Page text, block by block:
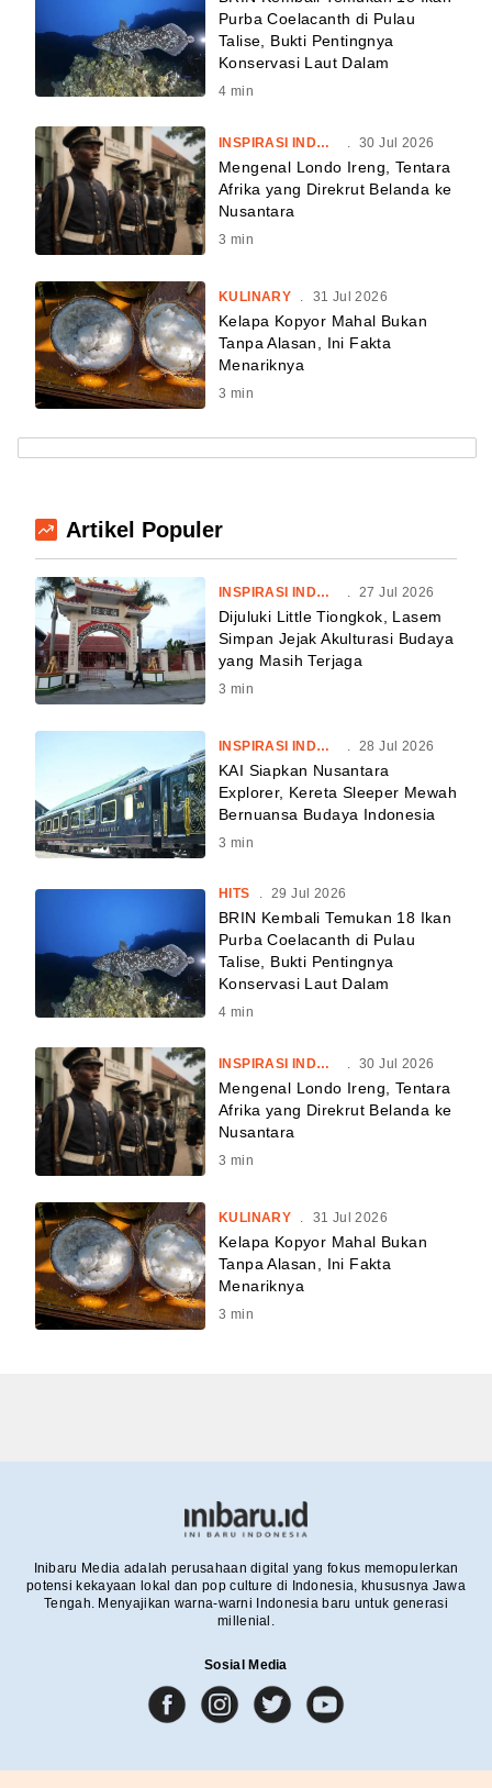
Purba Coelacanth di Pulau
Talise, Bukti Pentingnya
Konservasi Laut Dalam
4 min
INSPIRASI INDONESIA 30 Jul 2026
Mengenal Londo Ireng, Tentara
Afrika yang Direkrut Belanda ke
Nusantara
3 min
KULINARY 31 Jul 2026
Kelapa Kopyor Mahal Bukan
Tanpa Alasan, Ini Fakta
Menariknya
3 min
Artikel Populer
INSPIRASI INDONESIA . 27 Jul 2026
Dijuluki Little Tiongkok, Lasem
Simpan Jejak Akulturasi Budaya
yang Masih Terjaga
3 min
INSPIRASI INDONESIA . 28 Jul 2026
KAI Siapkan Nusantara
Explorer, Kereta Sleeper Mewah
Bernuansa Budaya Indonesia
3 min
HITS . 29 Jul 2026
BRIN Kembali Temukan 18 Ikan
Purba Coelacanth di Pulau
Talise, Bukti Pentingnya
Konservasi Laut Dalam
4 min
INSPIRASI INDONESIA 30 Jul 2026
Mengenal Londo Ireng, Tentara
Afrika yang Direkrut Belanda ke
Nusantara
3 min
KULINARY 31 Jul 2026
Kelapa Kopyor Mahal Bukan
Tanpa Alasan, Ini Fakta
Menariknya
3 min
Inibaru Media adalah perusahaan digital yang fokus memopulerkan
potensi kekayaan lokal dan pop culture di Indonesia, khususnya Jawa
Tengah. Menyajikan warna-warni Indonesia baru untuk generasi
millenial.
Sosial Media